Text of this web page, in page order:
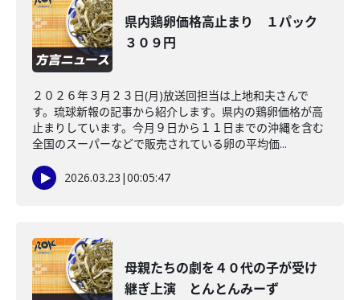
県内鶏卵価格高止まり １パック
３０９円
２０２６年３月２３日(月)放送回担当は上地和夫さんで
す。琉球新報の記事から紹介します。県内の鶏卵価格が高
止まりしています。今月９日から１１日までの沖縄を含む
全国のスーパーなどで販売されている卵の平均価...
2026.03.23 |00:05:47
母親たちの劇を４０代の子が受け
継ぎ上演 とんとんみーず